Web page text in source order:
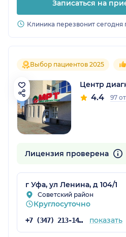
Записаться на
Клиника перезвонит сегодня
Выбор пациентов 2025
Центр
4.4 97
Лицензия проверена
г Уфа, ул Ленина, д 104/1
Советский район
Круглосуточно
+7 (347) 213-14-25 показать